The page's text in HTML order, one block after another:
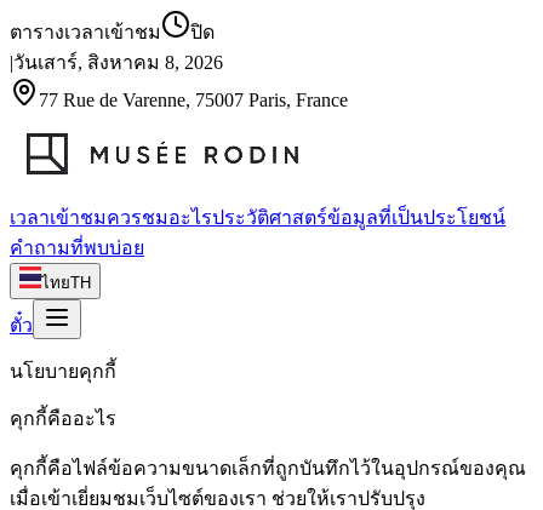
ตารางเวลาเข้าชม
ปิด
|วันเสาร์, สิงหาคม 8, 2026
77 Rue de Varenne, 75007 Paris, France
เวลาเข้าชมควรชมอะไรประวัติศาสตร์ข้อมูลที่เป็นประโยชน์
คำถามที่พบบ่อย
ไทยTH
ตั๋ว
นโยบายคุกกี้
คุกกี้คืออะไร
คุกกี้คือไฟล์ข้อความขนาดเล็กที่ถูกบันทึกไว้ในอุปกรณ์ของคุณ
เมื่อเข้าเยี่ยมชมเว็บไซต์ของเรา ช่วยให้เราปรับปรุง